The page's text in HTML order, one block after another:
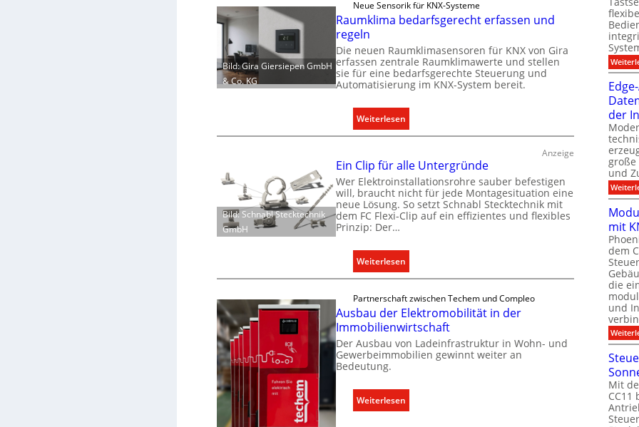
h
n
r
w
e
t
e
t
K
a
p
a
i
t
ä
t
e
n
f
ü
d
e
Bild: Gira Giersiepen GmbH
& Co. KG
Neue Sensorik für KNX-Systeme
Raumklima bedarfsgerecht erfassen und
regeln
Die neuen Raumklimasensoren für KNX von Gira
erfassen zentrale Raumklimawerte und stellen
sie für eine bedarfsgerechte Steuerung und
Automatisierung im KNX-System bereit.
Weiterlesen:
R
u
m
k
l
i
a
b
e
d
a
r
f
s
e
r
Anzeige
Bild: Schnabl Stecktechnik
GmbH
Ein Clip für alle Untergründe
Wer Elektroinstallationsrohre sauber befestigen
will, braucht nicht für jede Montagesituation eine
neue Lösung. So setzt Schnabl Stecktechnik mit
dem FC Flexi-Clip auf ein effizientes und flexibles
Prinzip: Der…
Weiterlesen:
E
n
C
l
i
r
Partnerschaft zwischen Techem und Compleo
Ausbau der Elektromobilität in der
Immobilienwirtschaft
Der Ausbau von Ladeinfrastruktur in Wohn- und
Gewerbeimmobilien gewinnt weiter an
Bedeutung.
Weiterlesen:
A
der
große
und
mit
dem
die
und
Mit
CC11